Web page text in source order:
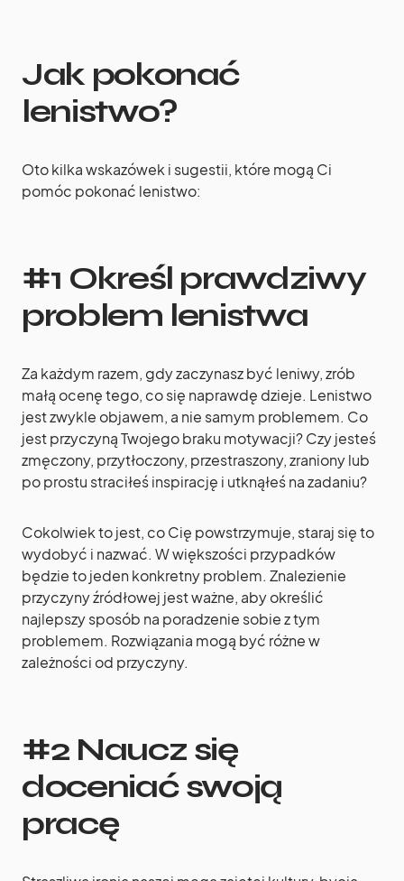
Jak pokonać
lenistwo?
Oto kilka wskazówek i sugestii, które mogą Ci
pomóc pokonać lenistwo:
#1 Określ prawdziwy
problem lenistwa
Za każdym razem, gdy zaczynasz być leniwy, zrób
małą ocenę tego, co się naprawdę dzieje. Lenistwo
jest zwykle objawem, a nie samym problemem. Co
jest przyczyną Twojego braku motywacji? Czy jesteś
zmęczony, przytłoczony, przestraszony, zraniony lub
po prostu straciłeś inspirację i utknąłeś na zadaniu?
Cokolwiek to jest, co Cię powstrzymuje, staraj się to
wydobyć i nazwać. W większości przypadków
będzie to jeden konkretny problem. Znalezienie
przyczyny źródłowej jest ważne, aby określić
najlepszy sposób na poradzenie sobie z tym
problemem. Rozwiązania mogą być różne w
zależności od przyczyny.
#2 Naucz się
doceniać swoją
pracę